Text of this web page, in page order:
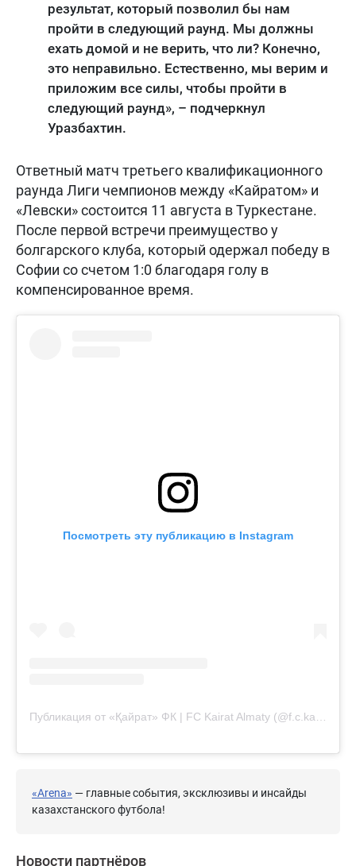
результат, который позволил бы нам
пройти в следующий раунд. Мы должны
ехать домой и не верить, что ли? Конечно,
это неправильно. Естественно, мы верим и
приложим все силы, чтобы пройти в
следующий раунд», – подчеркнул
Уразбахтин.
Ответный матч третьего квалификационного
раунда Лиги чемпионов между «Кайратом» и
«Левски» состоится 11 августа в Туркестане.
После первой встречи преимущество у
болгарского клуба, который одержал победу в
Софии со счетом 1:0 благодаря голу в
компенсированное время.
Посмотреть эту публикацию в Instagram
Публикация от «Қайрат» ФК | FC Kairat Almaty (@f.c.kairat)
«Arena» — главные события, эксклюзивы и инсайды
казахстанского футбола!